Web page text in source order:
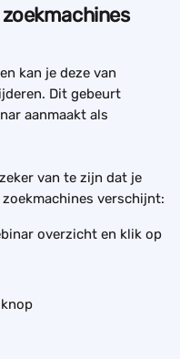
kan je deze van
Dit gebeurt
aanmaakt als
van te zijn dat je
verschijnt:
overzicht en klik op
knop